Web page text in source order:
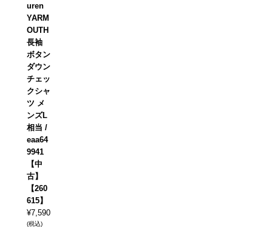
uren
YARM
OUTH
長袖
ボタン
ダウン
チェッ
クシャ
ツ メ
ンズL
相当 /
eaa64
9941
【中
古】
【260
615】
¥7,590
(税込)